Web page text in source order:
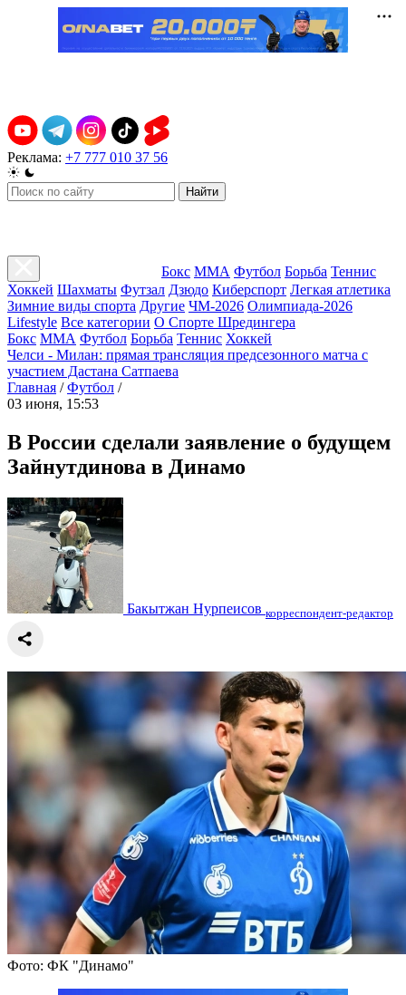
Реклама: +7 777 010 37 56
Найти
Бокс ММА Футбол Борьба Теннис
Хоккей Шахматы Футзал Дзюдо Киберспорт Легкая атлетика
Зимние виды спорта Другие ЧМ-2026 Олимпиада-2026
Lifestyle Все категории О Спорте Шредингера
Бокс ММА Футбол Борьба Теннис Хоккей
Челси - Милан: прямая трансляция предсезонного матча с
участием Дастана Сатпаева
Главная / Футбол /
03 июня, 15:53
В России сделали заявление о будущем
Зайнутдинова в Динамо
Бакытжан Нурпеисов корреспондент-редактор
Фото: ФК "Динамо"